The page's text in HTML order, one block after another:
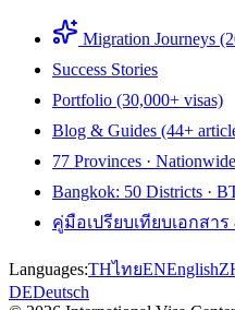
Migration Journeys
Success Stories
Portfolio (30,000+ visas)
Blog & Guides (44+
77 Provinces · Nationwide
Bangkok: 50 Districts ·
คู่มือเปรียบเทียบเอกสา
Languages:THไทยENEnglish
DEDeutsch